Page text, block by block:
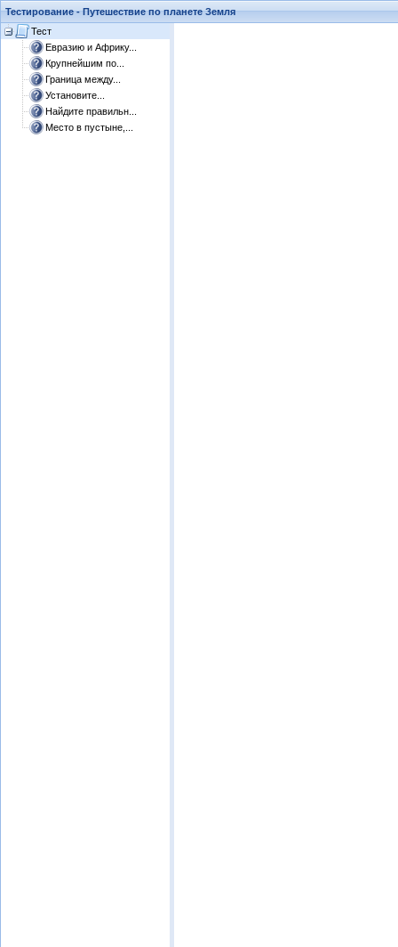
Тестирование - Путешествие по планете Земля
Тест
Евразию и Африку...
Крупнейшим по...
Граница между...
Установите...
Найдите правильн...
Место в пустыне,...